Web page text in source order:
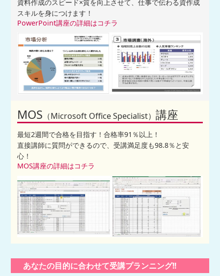
資料作成のスピード×質を向上させて、仕事で伝わる資作成
スキルを身につけます！
PowerPoint講座の詳細はコチラ
MOS （Microsoft Office Specialist）講座
最短2週間で合格を目指す！合格率91％以上！
直接講師に質問ができるので、受講満足度も98.8％と安
心！
MOS講座の詳細はコチラ
あなたの目的に合わせて受講プランニング!!